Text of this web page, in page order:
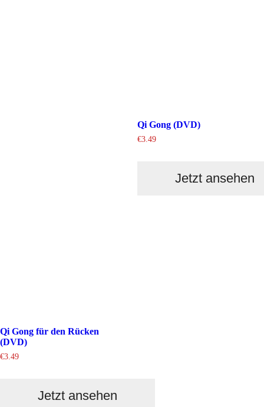
Qi Gong (DVD)
€3.49
Jetzt ansehen
Qi Gong für den Rücken
(DVD)
€3.49
Jetzt ansehen